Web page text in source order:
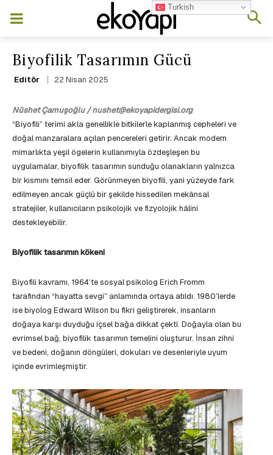
Biyofilik Tasarımın Gücü
Editör 22 Nisan 2025
Nüshet Çamuşoğlu / nushet@ekoyapidergisi.org
“Biyofili” terimi akla genellikle bitkilerle kaplanmış cepheleri ve
doğal manzaralara açılan pencereleri getirir. Ancak modern
mimarlıkta yeşil ögelerin kullanımıyla özdeşleşen bu
uygulamalar, biyofilik tasarımın sunduğu olanakların yalnızca
bir kısmını temsil eder. Görünmeyen biyofili, yani yüzeyde fark
edilmeyen ancak güçlü bir şekilde hissedilen mekânsal
stratejiler, kullanıcıların psikolojik ve fizyolojik hâlini
destekleyebilir.
Biyofilik tasarımın kökeni
Biyofili kavramı, 1964’te sosyal psikolog Erich Fromm
tarafından “hayatta sevgi” anlamında ortaya atıldı. 1980’lerde
ise biyolog Edward Wilson bu fikri geliştirerek, insanların
doğaya karşı duyduğu içsel bağa dikkat çekti. Doğayla olan bu
evrimsel bağ, biyofilik tasarımın temelini oluşturur. İnsan zihni
ve bedeni, doğanın döngüleri, dokuları ve desenleriyle uyum
içinde evrimleşmiştir.
Turkish